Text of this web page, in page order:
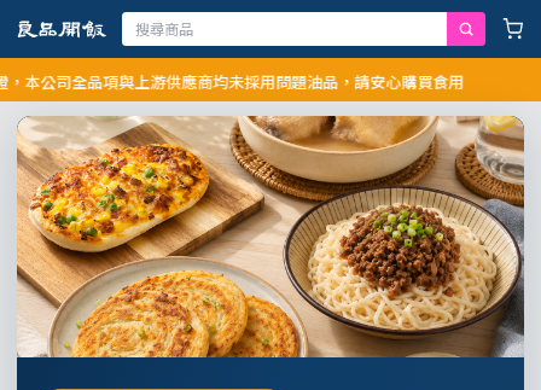
司全品項與上游供應商均未採用問題油品，請安心購買食用